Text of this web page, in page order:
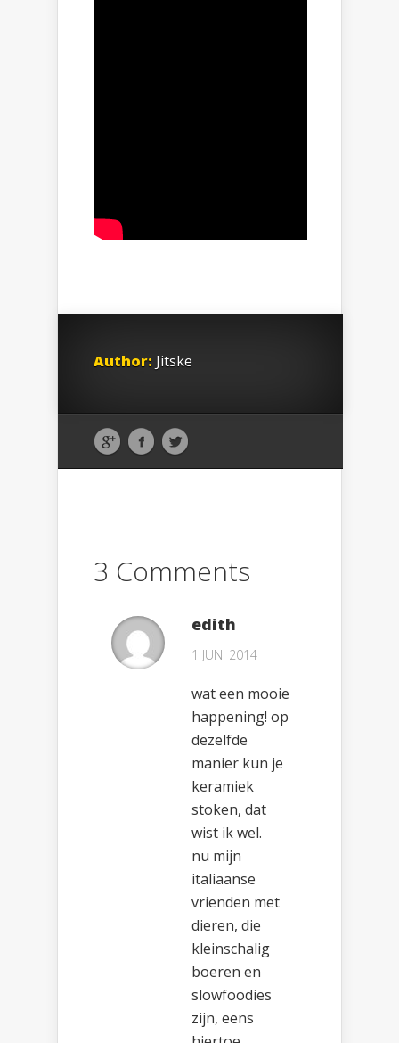
Author: Jitske
3 Comments
edith
1 JUNI 2014
wat een mooie
happening! op
dezelfde
manier kun je
keramiek
stoken, dat
wist ik wel.
nu mijn
italiaanse
vrienden met
dieren, die
kleinschalig
boeren en
slowfoodies
zijn, eens